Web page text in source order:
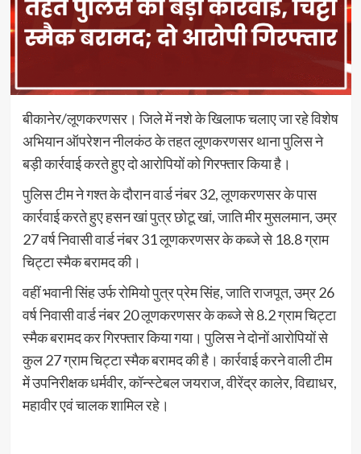
बीकानेर/लूणकरणसर। जिले में नशे के खिलाफ चलाए जा रहे विशेष
अभियान ऑपरेशन नीलकंठ के तहत लूणकरणसर थाना पुलिस ने
बड़ी कार्रवाई करते हुए दो आरोपियों को गिरफ्तार किया है।
पुलिस टीम ने गश्त के दौरान वार्ड नंबर 32, लूणकरणसर के पास
कार्रवाई करते हुए हसन खां पुत्र छोटू खां, जाति मीर मुसलमान, उम्र
27 वर्ष निवासी वार्ड नंबर 31 लूणकरणसर के कब्जे से 18.8 ग्राम
चिट्टा स्मैक बरामद की।
वहीं भवानी सिंह उर्फ रोमियो पुत्र प्रेम सिंह, जाति राजपूत, उम्र 26
वर्ष निवासी वार्ड नंबर 20 लूणकरणसर के कब्जे से 8.2 ग्राम चिट्टा
स्मैक बरामद कर गिरफ्तार किया गया। पुलिस ने दोनों आरोपियों से
कुल 27 ग्राम चिट्टा स्मैक बरामद की है। कार्रवाई करने वाली टीम
में उपनिरीक्षक धर्मवीर, कॉन्स्टेबल जयराज, वीरेंद्र कालेर, विद्याधर,
महावीर एवं चालक शामिल रहे।